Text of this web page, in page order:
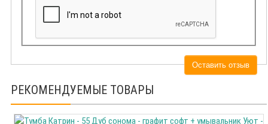
Оставить отзыв
РЕКОМЕНДУЕМЫЕ ТОВАРЫ